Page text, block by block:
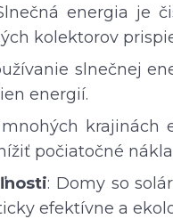
energia je
kolektorov
slnečnej
energií.
krajinách
počiatočné
: Domy so
efektívne a